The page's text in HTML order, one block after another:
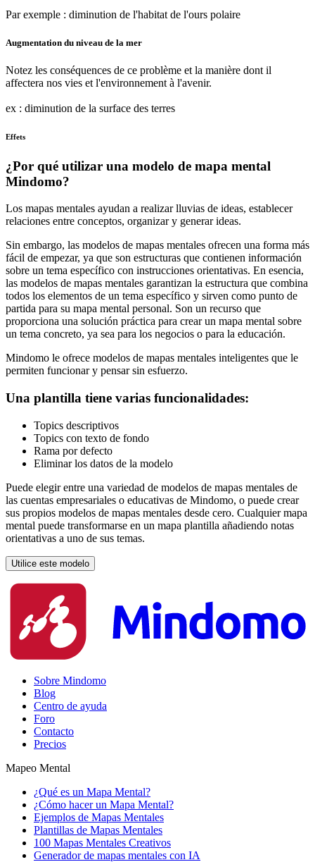
Par exemple : diminution de l'habitat de l'ours polaire
Augmentation du niveau de la mer
Notez les conséquences de ce problème et la manière dont il
affectera nos vies et l'environnement à l'avenir.
ex : diminution de la surface des terres
Effets
¿Por qué utilizar una modelo de mapa mental
Mindomo?
Los mapas mentales ayudan a realizar lluvias de ideas, establecer
relaciones entre conceptos, organizar y generar ideas.
Sin embargo, las modelos de mapas mentales ofrecen una forma más
fácil de empezar, ya que son estructuras que contienen información
sobre un tema específico con instrucciones orientativas. En esencia,
las modelos de mapas mentales garantizan la estructura que combina
todos los elementos de un tema específico y sirven como punto de
partida para su mapa mental personal. Son un recurso que
proporciona una solución práctica para crear un mapa mental sobre
un tema concreto, ya sea para los negocios o para la educación.
Mindomo le ofrece modelos de mapas mentales inteligentes que le
permiten funcionar y pensar sin esfuerzo.
Una plantilla tiene varias funcionalidades:
Topics descriptivos
Topics con texto de fondo
Rama por defecto
Eliminar los datos de la modelo
Puede elegir entre una variedad de modelos de mapas mentales de
las cuentas empresariales o educativas de Mindomo, o puede crear
sus propios modelos de mapas mentales desde cero. Cualquier mapa
mental puede transformarse en un mapa plantilla añadiendo notas
orientativas a uno de sus temas.
Utilice este modelo
Sobre Mindomo
Blog
Centro de ayuda
Foro
Contacto
Precios
Mapeo Mental
¿Qué es un Mapa Mental?
¿Cómo hacer un Mapa Mental?
Ejemplos de Mapas Mentales
Plantillas de Mapas Mentales
100 Mapas Mentales Creativos
Generador de mapas mentales con IA